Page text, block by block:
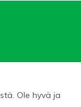
Ole hyvä ja